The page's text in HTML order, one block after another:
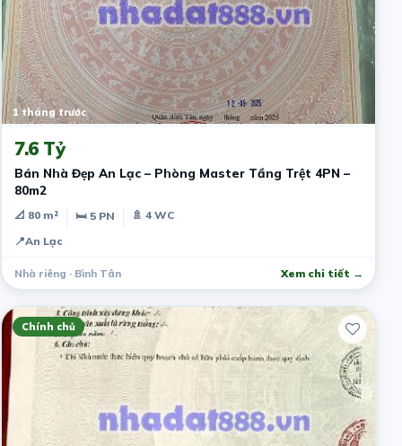
1 tháng trước
7.6 Tỷ
Bán Nhà Đẹp An Lạc – Phòng Master Tầng Trệt 4PN –
80m2
📐 80 m² 🛏 5 PN
🚿 4 WC
📍An Lạc
Nhà riêng · Bình Tân Xem chi tiết →
Chính chủ